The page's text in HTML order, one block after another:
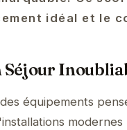
idéal et le
Séjour
équipements